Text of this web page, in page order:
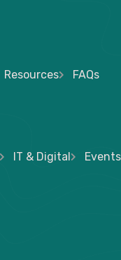
Resources FAQs
IT & Digital Events